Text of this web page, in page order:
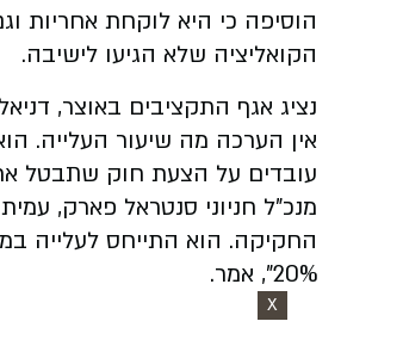
הוסיפה כי היא לוקחת אחריות
הקואליציה שלא הגיעו לישיבה.
נציג אגף התקציבים באוצר,
אין הערכה מה שיעור העלייה.
עובדים על הצעת חוק שתבטל
מנכ"ל חניוני סנטראל פארק,
החקיקה. הוא התייחס לעלייה
20%", אמר.
X